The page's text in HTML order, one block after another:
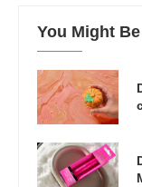
You Might